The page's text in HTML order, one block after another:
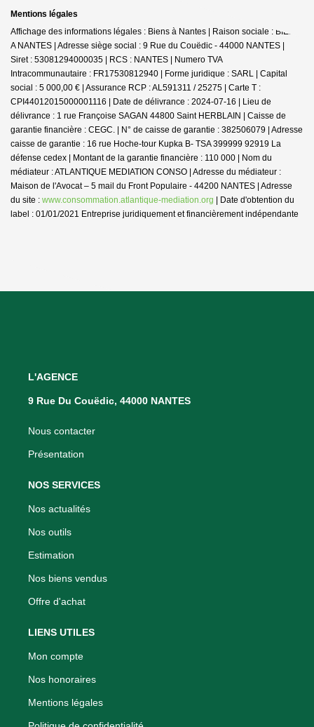
Mentions légales
Affichage des informations légales : Biens à Nantes | Raison sociale : BIENS
A NANTES | Adresse siège social : 9 Rue du Couëdic - 44000 NANTES |
Siret : 53081294000035 | RCS : NANTES | Numero TVA
Intracommunautaire : FR17530812940 | Forme juridique : SARL | Capital
social : 5 000,00 € | Assurance RCP : AL591311 / 25275 | Carte T :
CPI44012015000001116 | Date de délivrance : 2024-07-16 | Lieu de
délivrance : 1 rue Françoise SAGAN 44800 Saint HERBLAIN | Caisse de
garantie financière : CEGC. | N° de caisse de garantie : 382506079 | Adresse
caisse de garantie : 16 rue Hoche-tour Kupka B- TSA 399999 92919 La
défense cedex | Montant de la garantie financière : 110 000 | Nom du
médiateur : ATLANTIQUE MEDIATION CONSO | Adresse du médiateur :
Maison de l'Avocat – 5 mail du Front Populaire - 44200 NANTES | Adresse
du site : www.consommation.atlantique-mediation.org | Date d'obtention du
label : 01/01/2021 Entreprise juridiquement et financièrement indépendante
L'AGENCE
9 Rue Du Couëdic, 44000 NANTES
Nous contacter
Présentation
NOS SERVICES
Nos actualités
Nos outils
Estimation
Nos biens vendus
Offre d'achat
LIENS UTILES
Mon compte
Nos honoraires
Mentions légales